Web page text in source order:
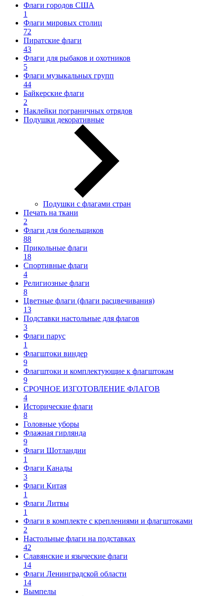
Флаги городов США
1
Флаги мировых столиц
72
Пиратские флаги
43
Флаги для рыбаков и охотников
5
Флаги музыкальных групп
44
Байкерские флаги
2
Наклейки пограничных отрядов
Подушки декоративные
Подушки с флагами стран
Печать на ткани
2
Флаги для болельщиков
88
Прикольные флаги
18
Спортивные флаги
4
Религиозные флаги
8
Цветные флаги (флаги расцвечивания)
13
Подставки настольные для флагов
3
Флаги парус
1
Флагштоки виндер
9
Флагштоки и комплектующие к флагштокам
9
СРОЧНОЕ ИЗГОТОВЛЕНИЕ ФЛАГОВ
4
Исторические флаги
8
Головные уборы
Флажная гирлянда
9
Флаги Шотландии
1
Флаги Канады
3
Флаги Китая
1
Флаги Литвы
1
Флаги в комплекте с креплениями и флагштоками
2
Настольные флаги на подставках
42
Славянские и языческие флаги
14
Флаги Ленинградской области
14
Вымпелы